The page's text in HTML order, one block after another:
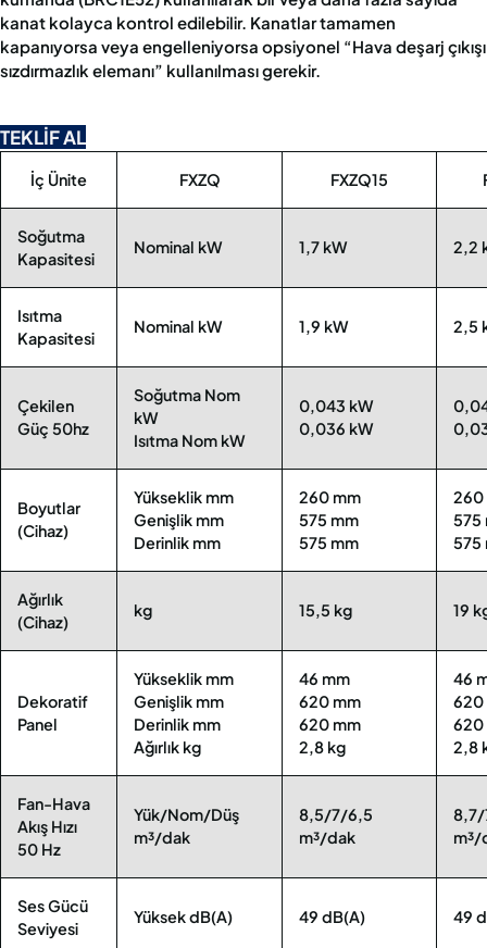
kanat kolayca kontrol edilebilir. Kanatlar tamamen
kapanıyorsa veya engelleniyorsa opsiyonel “Hava deşarj çıkışı
sızdırmazlık elemanı” kullanılması gerekir.
TEKLİF AL
İç Ünite FXZQ FXZQ15
Soğutma
Kapasitesi
Nominal kW 1,7 kW 2,2
Isıtma
Kapasitesi
Nominal kW 1,9 kW 2,5
Çekilen
Güç 50hz
Soğutma Nom
kW
Isıtma Nom kW
0,043 kW
0,036 kW
Boyutlar
(Cihaz)
Yükseklik mm
Genişlik mm
Derinlik mm
260 mm
575 mm
575 mm
260
575
575
Ağırlık
(Cihaz)
kg 15,5 kg 19
Dekoratif
Panel
Yükseklik mm
Genişlik mm
Derinlik mm
Ağırlık kg
46 mm
620 mm
620 mm
2,8 kg
46
620
620
2,8
Fan-Hava
Akış Hızı
50 Hz
Yük/Nom/Düş
m³/dak
8,5/7/6,5
m³/dak
m³/
Ses Gücü
Seviyesi
Yüksek dB(A) 49 dB(A) 49